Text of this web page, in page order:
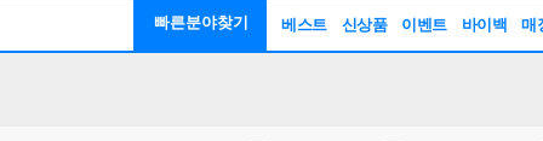
빠른분야찾기 베스트 신상품 이벤트 바이백 매